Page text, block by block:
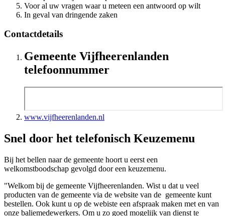
Voor al uw vragen waar u meteen een antwoord op wilt
In geval van dringende zaken
Contactdetails
Gemeente Vijfheerenlanden
telefoonnummer
www.vijfheerenlanden.nl
Snel door het telefonisch Keuzemenu
Bij het bellen naar de gemeente hoort u eerst een
welkomstboodschap gevolgd door een keuzemenu.
"Welkom bij de gemeente Vijfheerenlanden. Wist u dat u veel
producten van de gemeente via de website van de gemeente kunt
bestellen. Ook kunt u op de webiste een afspraak maken met en van
onze baliemedewerkers. Om u zo goed mogelijk van dienst te